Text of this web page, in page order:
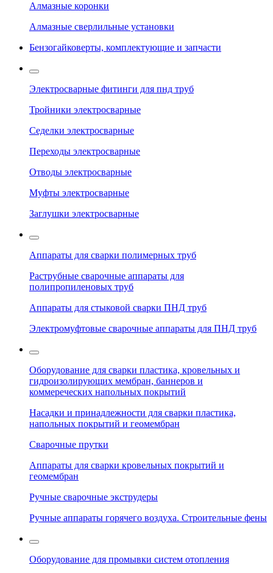
Алмазные коронки
Алмазные сверлильные установки
Бензогайковерты, комплектующие и запчасти
Электросварные фитинги для пнд труб
Тройники электросварные
Седелки электросварные
Переходы электросварные
Отводы электросварные
Муфты электросварные
Заглушки электросварные
Аппараты для сварки полимерных труб
Раструбные сварочные аппараты для
полипропиленовых труб
Аппараты для стыковой сварки ПНД труб
Электромуфтовые сварочные аппараты для ПНД труб
Оборудование для сварки пластика, кровельных и
гидроизолирующих мембран, баннеров и
коммереческих напольных покрытий
Насадки и принадлежности для сварки пластика,
напольных покрытий и геомембран
Сварочные прутки
Аппараты для сварки кровельных покрытий и
геомембран
Ручные сварочные экструдеры
Ручные аппараты горячего воздуха. Строительные фены
Оборудование для промывки систем отопления